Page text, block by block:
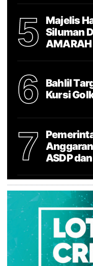
5
Majelis
Siluman
6
Bahlil
Kursi
7
ASDP